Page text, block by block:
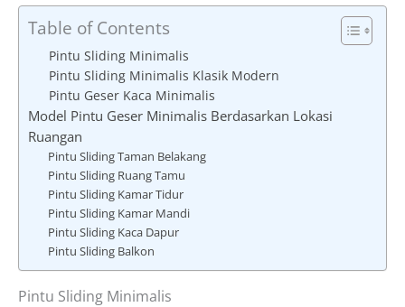
Table of Contents
Pintu Sliding Minimalis
Pintu Sliding Minimalis Klasik Modern
Pintu Geser Kaca Minimalis
Model Pintu Geser Minimalis Berdasarkan Lokasi
Ruangan
Pintu Sliding Taman Belakang
Pintu Sliding Ruang Tamu
Pintu Sliding Kamar Tidur
Pintu Sliding Kamar Mandi
Pintu Sliding Kaca Dapur
Pintu Sliding Balkon
Pintu Sliding Minimalis